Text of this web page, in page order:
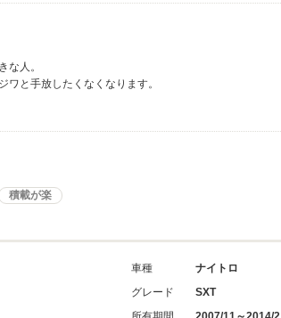
な人。
ワと手放したくなくなります。
積載が楽
車種
ナイトロ
グレード
SXT